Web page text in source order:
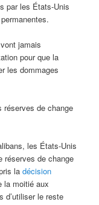
par les États-Unis
jamais
pour que la
les dommages
réserves de change
les États-Unis
réserves de change
ladécision
la moitié aux
d’utiliser le reste